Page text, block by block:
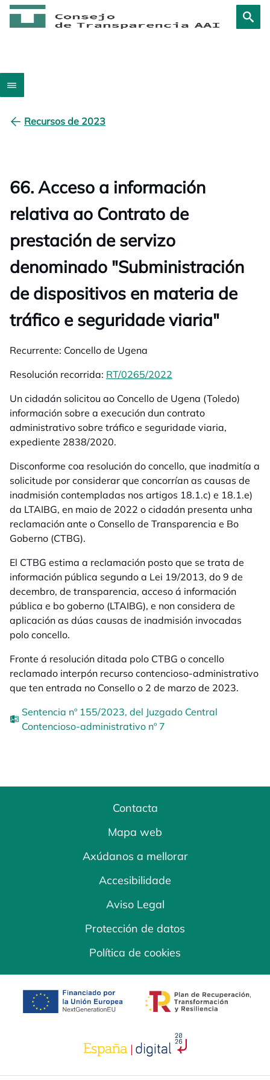
Recursos de 2023
66. Acceso a información
relativa ao Contrato de
prestación de servizo
denominado "Subministración
de dispositivos en materia de
tráfico e seguridade viaria"
Recurrente: Concello de Ugena
Resolución recorrida: RT/0265/2022
Un cidadán solicitou ao Concello de Ugena (Toledo)
información sobre a execución dun contrato
administrativo sobre tráfico e seguridade viaria,
expediente 2838/2020.
Disconforme coa resolución do concello, que inadmitía a
solicitude por considerar que concorrían as causas de
inadmisión contempladas nos artigos 18.1.c) e 18.1.e)
da LTAIBG, en maio de 2022 o cidadán presenta unha
reclamación ante o Consello de Transparencia e Bo
Goberno (CTBG).
El CTBG estima a reclamación posto que se trata de
información pública segundo a Lei 19/2013, do 9 de
decembro, de transparencia, acceso á información
pública e bo goberno (LTAIBG), e non considera de
aplicación as dúas causas de inadmisión invocadas
polo concello.
Fronte á resolución ditada polo CTBG o concello
reclamado interpón recurso contencioso-administrativo
que ten entrada no Consello o 2 de marzo de 2023.
Sentencia nº 155/2023, del Juzgado Central
Contencioso-administrativo nº 7
Contacta
Mapa web
Axúdanos a mellorar
Accesibilidade
Aviso Legal
Protección de datos
Política de cookies
opens in a new tab opens in a new
opens in a new tab